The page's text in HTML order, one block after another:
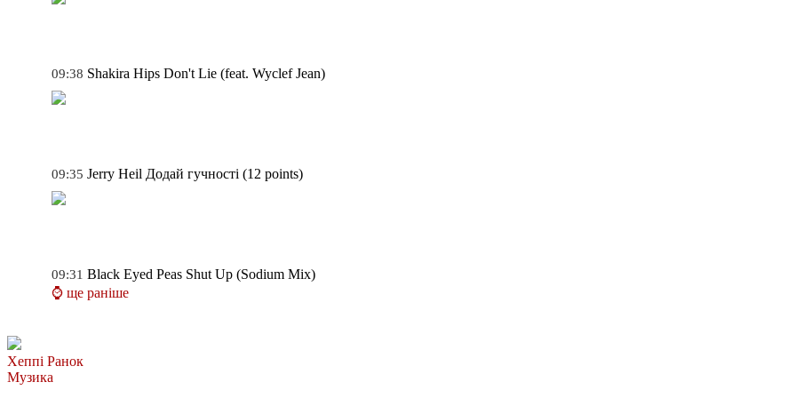
09:38 Shakira Hips Don't Lie (feat. Wyclef Jean)
09:35 Jerry Heil Додай гучності (12 points)
09:31 Black Eyed Peas Shut Up (Sodium Mix)
⌚ ще раніше
Хеппі Ранок
Музика